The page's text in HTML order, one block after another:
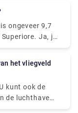
en buiten de
te hoeven
willen
(VCE) en
Polo Airport is
en de
zullen via de
ongeveer 9,7
Ja, je
Venetië. Het is
en niet mooi.
kunt ook de
de luchthaven
tien minuten